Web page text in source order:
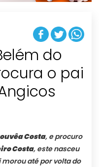
do
o pai
Costa, e procuro
Costa, este nasceu
até por volta do